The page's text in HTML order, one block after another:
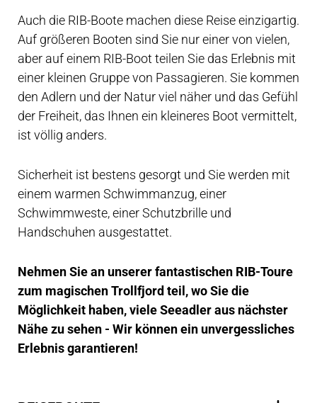
Auch die RIB-Boote machen diese Reise einzigartig.
Auf größeren Booten sind Sie nur einer von vielen,
aber auf einem RIB-Boot teilen Sie das Erlebnis mit
einer kleinen Gruppe von Passagieren. Sie kommen
den Adlern und der Natur viel näher und das Gefühl
der Freiheit, das Ihnen ein kleineres Boot vermittelt,
ist völlig anders.
Sicherheit ist bestens gesorgt und Sie werden mit
einem warmen Schwimmanzug, einer
Schwimmweste, einer Schutzbrille und
Handschuhen ausgestattet.
Nehmen Sie an unserer fantastischen RIB-Toure
zum magischen Trollfjord teil, wo Sie die
Möglichkeit haben, viele Seeadler aus nächster
Nähe zu sehen - Wir können ein unvergessliches
Erlebnis garantieren!